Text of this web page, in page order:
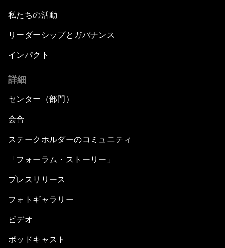
私たちの活動
リーダーシップとガバナンス
インパクト
詳細
センター（部門）
会合
ステークホルダーのコミュニティ
「フォーラム・ストーリー」
プレスリリース
フォトギャラリー
ビデオ
ポッドキャスト